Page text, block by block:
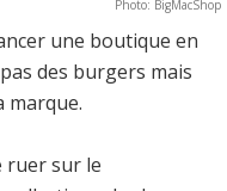
Photo: BigMacShop
une boutique en
des burgers mais
marque.
ruer sur le